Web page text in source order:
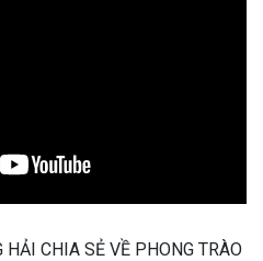
CHIA SẺ VỀ PHONG TRÀO